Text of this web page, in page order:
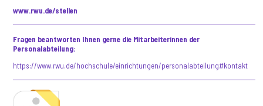
www.rwu.de/stellen
Fragen beantworten Ihnen gerne die Mitarbeiterinnen der
Personalabteilung:
https://www.rwu.de/hochschule/einrichtungen/personalabteilung#kontakt